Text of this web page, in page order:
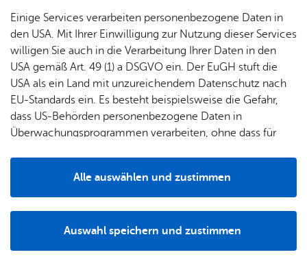
Mitt­woch, 12. Au­gust 2026 , 09:30 Uhr – 10:40 Uhr
, We­bers Back­
stu­be
Back­stu­ben­füh­rung für Fa­mi­li­en mit Bre­
zeln ba­cken
Kin­der & Fa­mi­lie,Füh­run­gen & Tou­ren,Fe­ri­en­pro­gramm,Ge­nuss
Mitt­woch, 12. Au­gust 2026 – 21:30 Uhr
, Hafen Fried­
WEIN AHOI – Wein­aus­fahrt mit Wein­gut FG & Lä­
Ge­nuss,Musik & Bühne,Se­nio­ren,Sport & Frei­zeit,Füh­run­gen &
Tou­ren
Einige Services verarbeiten personenbezogene Daten in
den USA. Mit Ihrer Einwilligung zur Nutzung dieser Services
willigen Sie auch in die Verarbeitung Ihrer Daten in den
USA gemäß Art. 49 (1) a DSGVO ein. Der EuGH stuft die
USA als ein Land mit unzureichendem Datenschutz nach
EU-Standards ein. Es besteht beispielsweise die Gefahr,
dass US-Behörden personenbezogene Daten in
Überwachungsprogrammen verarbeiten, ohne dass für
Auswahl speichern und zustimmen
Alle auswählen und zustimmen